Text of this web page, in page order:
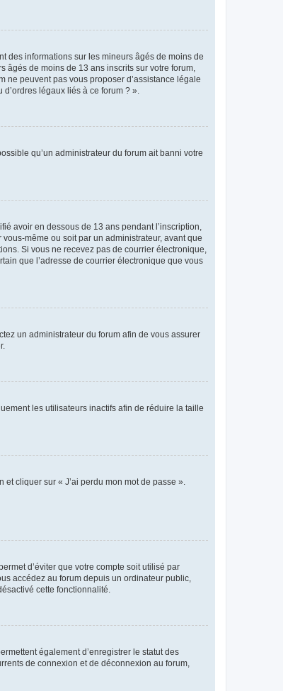
des informations sur les mineurs âgés de moins de
âgés de moins de 13 ans inscrits sur votre forum,
peuvent pas vous proposer d’assistance légale
légaux liés à ce forum ? ».
qu’un administrateur du forum ait banni votre
avoir en dessous de 13 ans pendant l’inscription,
même ou soit par un administrateur, avant que
Si vous ne recevez pas de courrier électronique,
que l’adresse de courrier électronique que vous
un administrateur du forum afin de vous assurer
les utilisateurs inactifs afin de réduire la taille
cliquer sur « J’ai perdu mon mot de passe ».
d’éviter que votre compte soit utilisé par
accédez au forum depuis un ordinateur public,
cette fonctionnalité.
également d’enregistrer le statut des
de connexion et de déconnexion au forum,